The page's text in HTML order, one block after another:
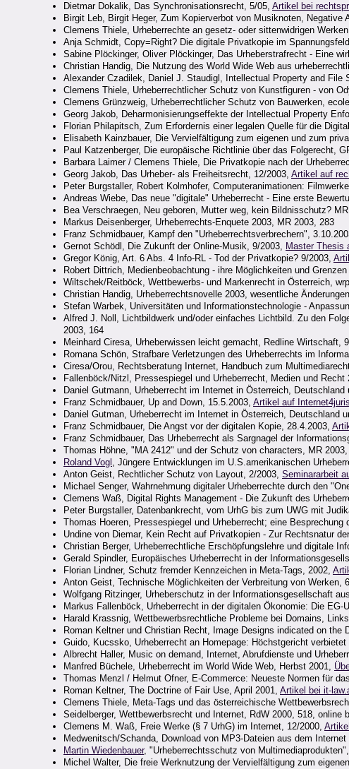
Dietmar Dokalik, Das Synchronisationsrecht, 5/05, Artikel bei
Birgit Leb, Birgit Heger, Zum Kopierverbot von Musiknoten,
Clemens Thiele, Urheberrechte an gesetz- oder sittenwidrigen
Anja Schmidt, Copy=Right? Die digitale Privatkopie im
Sabine Plöckinger, Oliver Plöckinger, Das Urheberstrafrecht - Eine
Christian Handig, Die Nutzung des World Wide Web aus
Alexander Czadilek, Daniel J. Staudigl, Intellectual Property and File
Clemens Thiele, Urheberrechtlicher Schutz von Kunstfiguren - von
Clemens Grünzweig, Urheberrechtlicher Schutz von Bauwerken,
Georg Jakob, Deharmonisierungseffekte der Intellectual Property
Florian Philapitsch, Zum Erfordernis einer legalen Quelle für die
Elisabeth Kainzbauer, Die Vervielfältigung zum eigenen und zum
Paul Katzenberger, Die europäische Richtlinie über das Folgerecht,
Barbara Laimer / Clemens Thiele, Die Privatkopie nach der
Georg Jakob, Das Urheber- als Freiheitsrecht, 12/2003, Artikel auf
Peter Burgstaller, Robert Kolmhofer, Computeranimationen:
Andreas Wiebe, Das neue "digitale" Urheberrecht - Eine erste
Bea Verschraegen, Neu geboren, Mutter weg, kein Bildnisschutz?
Markus Deisenberger, Urheberrechts-Enquete 2003, MR 2003, 283
Franz Schmidbauer, Kampf den "Urheberrechtsverbrechern",
Gernot Schödl, Die Zukunft der Online-Musik, 9/2003, Master Thesis
Gregor König, Art. 6 Abs. 4 Info-RL - Tod der Privatkopie? 9/2003,
Robert Dittrich, Medienbeobachtung - ihre Möglichkeiten und
Wiltschek/Reitböck, Wettbewerbs- und Markenrecht in Österreich,
Christian Handig, Urheberrechtsnovelle 2003, wesentliche
Stefan Warbek, Universitäten und Informationstechnologie -
Alfred J. Noll, Lichtbildwerk und/oder einfaches Lichtbild. Zu den
2003, 164
Meinhard Ciresa, Urheberwissen leicht gemacht, Redline Wirtschaft,
Romana Schön, Strafbare Verletzungen des Urheberrechts im
Ciresa/Orou, Rechtsberatung Internet, Handbuch zum
Fallenböck/Nitzl, Pressespiegel und Urheberrecht, Medien und Recht
Daniel Gutmann, Urheberrecht im Internet in Österreich,
Franz Schmidbauer, Up and Down, 15.5.2003, Artikel auf
Daniel Gutman, Urheberrecht im Internet in Österreich,
Franz Schmidbauer, Die Angst vor der digitalen Kopie, 28.4.2003,
Franz Schmidbauer, Das Urheberrecht als Sargnagel der
Thomas Höhne, "MA 2412" und der Schutz von characters, MR
Roland Vogl , Jüngere Entwicklungen im U.S.amerikanischen
Anton Geist, Rechtlicher Schutz von Layout, 2/2003, Seminararbeit
Michael Senger, Wahrnehmung digitaler Urheberrechte durch den
Clemens Waß, Digital Rights Management - Die Zukunft des
Peter Burgstaller, Datenbankrecht, vom UrhG bis zum UWG mit
Thomas Hoeren, Pressespiegel und Urheberrecht; eine
Undine von Diemar, Kein Recht auf Privatkopien - Zur Rechtsnatur
Christian Berger, Urheberrechtliche Erschöpfungslehre und digitale
Gerald Spindler, Europäisches Urheberrecht in der
Florian Lindner, Schutz fremder Kennzeichen in Meta-Tags, 2002,
Anton Geist, Technische Möglichkeiten der Verbreitung von Werken,
Wolfgang Ritzinger, Urheberschutz in der Informationsgesellschaft
Markus Fallenböck, Urheberrecht in der digitalen Ökonomie: Die
Harald Krassnig, Wettbewerbsrechtliche Probleme bei Domains,
Roman Keltner und Christian Recht, Image Designs indicated on
Guido, Kucssko, Urheberrecht an Homepage: Höchstgericht
Albrecht Haller, Music on demand, Internet, Abrufdienste und
Manfred Büchele, Urheberrecht im World Wide Web, Herbst 2001,
Thomas Menzl / Helmut Ofner, E-Commerce: Neueste Normen für
Roman Keltner, The Doctrine of Fair Use, April 2001, Artikel bei it-
Clemens Thiele, Meta-Tags und das österreichische
Seidelberger, Wettbewerbsrecht und Internet, RdW 2000, 518, online
Clemens M. Waß, Freie Werke (§ 7 UrhG) im Internet, 12/2000,
Medwenitsch/Schanda, Download von MP3-Dateien aus dem
Martin Wiedenbauer, "Urheberrechtsschutz von
Michel Walter, Die freie Werknutzung der Vervielfältigung zum